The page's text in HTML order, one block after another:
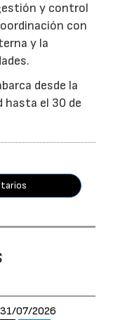
y control
con
y la
desde la
hasta el 30 de
31/07/2026